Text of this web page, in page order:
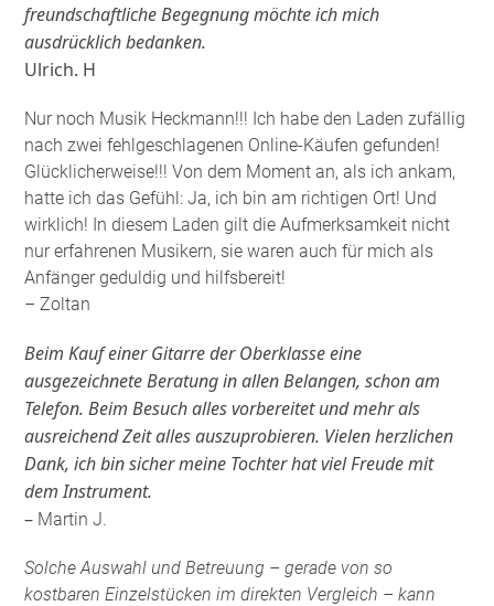
freundschaftliche Begegnung möchte ich mich
ausdrücklich bedanken.
Ulrich. H
Nur noch Musik Heckmann!!! Ich habe den Laden zufällig
nach zwei fehlgeschlagenen Online-Käufen gefunden!
Glücklicherweise!!! Von dem Moment an, als ich ankam,
hatte ich das Gefühl: Ja, ich bin am richtigen Ort! Und
wirklich! In diesem Laden gilt die Aufmerksamkeit nicht
nur erfahrenen Musikern, sie waren auch für mich als
Anfänger geduldig und hilfsbereit!
– Zoltan
Beim Kauf einer Gitarre der Oberklasse eine
ausgezeichnete Beratung in allen Belangen, schon am
Telefon. Beim Besuch alles vorbereitet und mehr als
ausreichend Zeit alles auszuprobieren. Vielen herzlichen
Dank, ich bin sicher meine Tochter hat viel Freude mit
dem Instrument.
– Martin J.
Solche Auswahl und Betreuung – gerade von so
kostbaren Einzelstücken im direkten Vergleich – kann